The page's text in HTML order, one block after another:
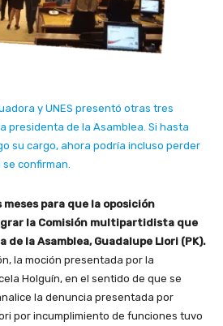
y UNES presentó otras tres
presidenta de la Asamblea. Si hasta
su cargo, ahora podría incluso perder
confirman.
para que la oposición
la Comisión multipartidista que
de la Asamblea, Guadalupe Llori (PK).
la moción presentada por la
Holguín, en el sentido de que se
la denuncia presentada por
por incumplimiento de funciones tuvo